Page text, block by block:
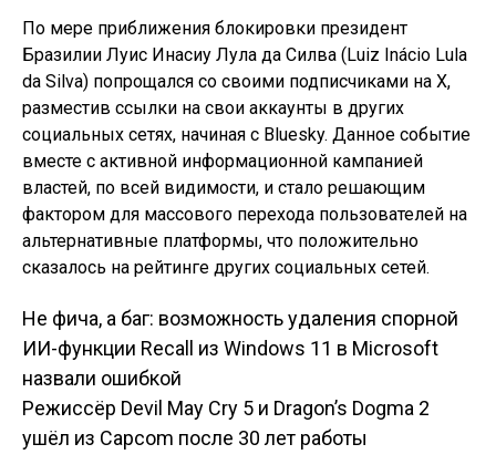
По мере приближения блокировки президент
Бразилии Луис Инасиу Лула да Силва (Luiz Inácio Lula
da Silva) попрощался со своими подписчиками на X,
разместив ссылки на свои аккаунты в других
социальных сетях, начиная с Bluesky. Данное событие
вместе с активной информационной кампанией
властей, по всей видимости, и стало решающим
фактором для массового перехода пользователей на
альтернативные платформы, что положительно
сказалось на рейтинге других социальных сетей.
Навигация по
записям
Не фича, а баг: возможность удаления спорной
ИИ-функции Recall из Windows 11 в Microsoft
назвали ошибкой
Режиссёр Devil May Cry 5 и Dragon’s Dogma 2
ушёл из Capcom после 30 лет работы